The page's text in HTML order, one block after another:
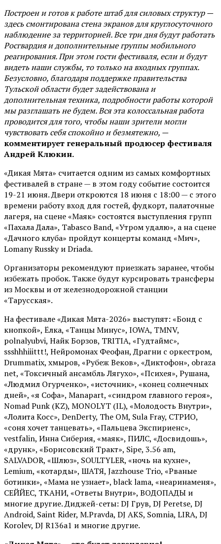
Построен и готов к работе штаб для силовых структур —
здесь смонтирована стена экранов для круглосуточного
наблюдение за территорией. Все три дня будут работать
Росгвардия и дополнительные группы мобильного
реагирования. При этом гости фестиваля, если и будут
видеть наши службы, то только на входных группах.
Безусловно, благодаря поддержке правительства
Тульской области будет задействована и
дополнительная техника, подробности работы которой
мы разглашать не будем. Вся эта колоссальная работа
проводится для того, чтобы наши зрители могли
чувствовать себя спокойно и безмятежно, —
комментирует генеральный продюсер фестиваля
Андрей Клюкин.
«Дикая Мята» считается одним из самых комфортных
фестивалей в стране — в этом году событие состоится
19-21 июня. Двери откроются 18 июня с 18:00 — с этого
времени работу вход для гостей, фудкорт, палаточные
лагеря, на сцене «Маяк» состоятся выступления групп
«Пахала Дала», Tabasco Band, «Утром удалю», а на сцене
«Дачного клуба» пройдут концерты команд «Мич»,
Lomany Russky и Driada.
Организаторы рекомендуют приезжать заранее, чтобы
избежать пробок. Также будут курсировать трансферы
из Москвы и от железнодорожной станции
«Тарусская».
На фестивале «Дикая Мята-2026» выступят: «Бонд с
кнопкой», Ёлка, «Танцы Минус», IOWA, TMNV,
polnalyubvi, Найк Борзов, TRITIA, «Гудтаймс»,
ssshhhiiittt!, Нейромонах Феофан, Драгни с оркестром,
Drummatix, хмыров, «Рубеж Веков», «Диктофон», obraza
net, «Токсичный ансамбль Лягухо», «Психея», Рушана,
«Людмил Огурченко», «источник», «конец солнечных
дней», «я Софа», Manapart, «синдром главного героя»,
Nomad Punk (KZ), MONOLYT (IL), «Молодость Внутри»,
«Лолита Косс», DenDerty, The OM, Sula Fray, СТРИО,
«соня хочет танцевать», «Пальцева Экспириенс»,
vestfalin, Инна Сиберия, «маяк», ПИЛС, «Досвидошь»,
«друнк», «Борисовский Тракт», Sipe, 3.56 am,
SALVADOR, «Шлюз», SOULTYLER, «ночь на кухне»,
Lemium, «котарды», ШАТЯ, Jazzhouse Trio, «Рваные
ботинки», «Мама не узнает», black lama, «неаринаменя»,
СЕЙЙЕС, ТКАНИ, «Ответы Внутри», ВОДОПАДЫ и
многие другие. Диджей-сеты: DJ Грув, DJ Peretse, DJ
Android, Saint Rider, М.Pravda, DJ AKS, Somnia, LIRA, DJ
Korolev, DJ R136a1 и многие другие.